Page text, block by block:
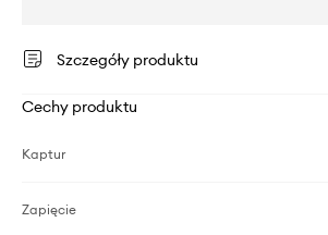
Szczegóły produktu
Cechy produktu
Kaptur
Zapięcie